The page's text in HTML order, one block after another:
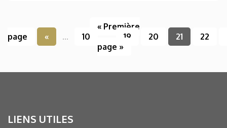
« Première
page
« ... 10 19 20 21 22
page »
LIENS UTILES